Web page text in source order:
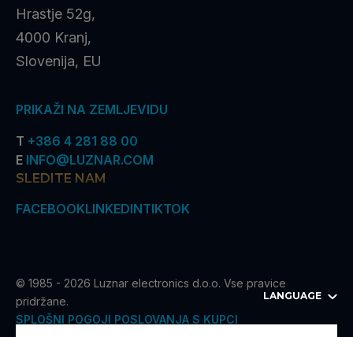
Hrastje 52g,
4000 Kranj,
Slovenija, EU
PRIKAŽI NA ZEMLJEVIDU
T +386 4 281 88 00
E INFO@LUZNAR.COM
SLEDITE NAM
FACEBOOKLINKEDINTIKTOK
© 1985 - 2026 Luznar electronics d.o.o. Vse pravice
pridržane.
SPLOŠNI POGOJI POSLOVANJA S KUPCI
LANGUAGE